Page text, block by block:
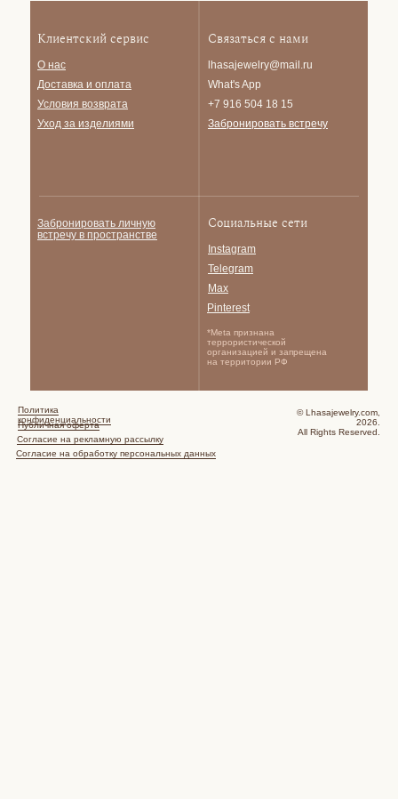
О нас
Клиентский сервис
Доставка и оплата
Условия возврата
Уход за изделиями
Политика
конфиденциальности
© Lhasajewelry.com,
2026.
All Rights Reserved.
*Meta признана
террористической
организацией и запрещена
на территории РФ
lhasajewelry@mail.ru
Связаться с нами
What's App
Публичная оферта
+7 916 504 18 15
Забронировать встречу
Instagram
Социальные сети
Telegram
Max
Pinterest
Согласие на рекламную рассылку
Согласие на обработку персональных данных
Забронировать личную
встречу в пространстве